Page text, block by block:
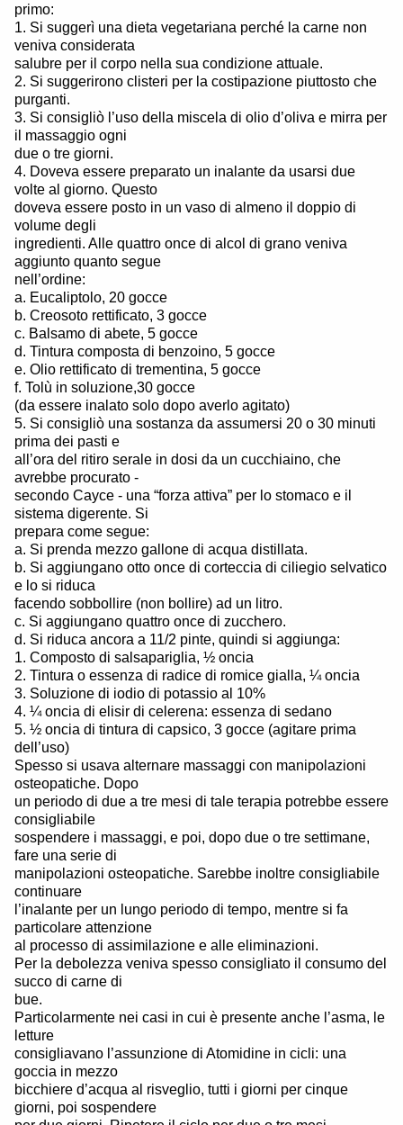
primo:
1. Si suggerì una dieta vegetariana perché la carne non
veniva considerata
salubre per il corpo nella sua condizione attuale.
2. Si suggerirono clisteri per la costipazione piuttosto che
purganti.
3. Si consigliò l’uso della miscela di olio d’oliva e mirra per
il massaggio ogni
due o tre giorni.
4. Doveva essere preparato un inalante da usarsi due
volte al giorno. Questo
doveva essere posto in un vaso di almeno il doppio di
volume degli
ingredienti. Alle quattro once di alcol di grano veniva
aggiunto quanto segue
nell’ordine:
a. Eucaliptolo, 20 gocce
b. Creosoto rettificato, 3 gocce
c. Balsamo di abete, 5 gocce
d. Tintura composta di benzoino, 5 gocce
e. Olio rettificato di trementina, 5 gocce
f. Tolù in soluzione,30 gocce
(da essere inalato solo dopo averlo agitato)
5. Si consigliò una sostanza da assumersi 20 o 30 minuti
prima dei pasti e
all’ora del ritiro serale in dosi da un cucchiaino, che
avrebbe procurato -
secondo Cayce - una “forza attiva” per lo stomaco e il
sistema digerente. Si
prepara come segue:
a. Si prenda mezzo gallone di acqua distillata.
b. Si aggiungano otto once di corteccia di ciliegio selvatico
e lo si riduca
facendo sobbollire (non bollire) ad un litro.
c. Si aggiungano quattro once di zucchero.
d. Si riduca ancora a 11/2 pinte, quindi si aggiunga:
1. Composto di salsapariglia, ½ oncia
2. Tintura o essenza di radice di romice gialla, ¼ oncia
3. Soluzione di iodio di potassio al 10%
4. ¼ oncia di elisir di celerena: essenza di sedano
5. ½ oncia di tintura di capsico, 3 gocce (agitare prima
dell’uso)
Spesso si usava alternare massaggi con manipolazioni
osteopatiche. Dopo
un periodo di due a tre mesi di tale terapia potrebbe essere
consigliabile
sospendere i massaggi, e poi, dopo due o tre settimane,
fare una serie di
manipolazioni osteopatiche. Sarebbe inoltre consigliabile
continuare
l’inalante per un lungo periodo di tempo, mentre si fa
particolare attenzione
al processo di assimilazione e alle eliminazioni.
Per la debolezza veniva spesso consigliato il consumo del
succo di carne di
bue.
Particolarmente nei casi in cui è presente anche l’asma, le
letture
consigliavano l’assunzione di Atomidine in cicli: una
goccia in mezzo
bicchiere d’acqua al risveglio, tutti i giorni per cinque
giorni, poi sospendere